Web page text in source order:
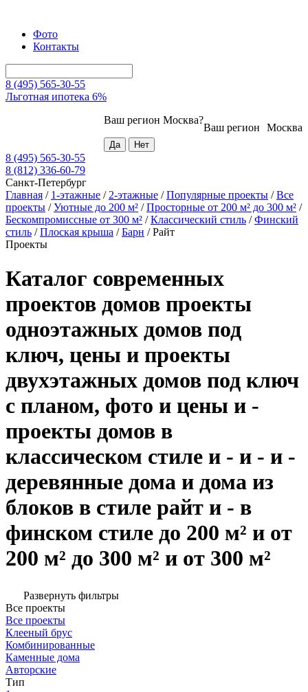
Фото
Контакты
8 (495) 565-30-55
Льготная ипотека 6%
Москва
Ваш регион
Ваш регион Москва?
8 (495) 565-30-55
8 (812) 336-60-79
Санкт-Петербург
Главная / 1-этажные / 2-этажные /Популярные проекты /Все
проекты /Уютные до 200 м² /Просторные от 200 м² до 300 м² /
Бескомпромиссные от 300 м² /Классический стиль /Финский
стиль /Плоская крыша /Барн /Райт
Проекты
Каталог современных
проектов домов проекты
одноэтажных домов под
ключ, цены и проекты
двухэтажных домов под ключ
с планом, фото и цены и -
проекты домов в
классическом стиле и - и - и -
деревянные дома и дома из
блоков в стиле райт и - в
финском стиле до 200 м² и от
200 м² до 300 м² и от 300 м²
Развернуть фильтры
Все проекты
Все проекты
Клееный брус
Комбинированные
Каменные дома
Авторские
Тип